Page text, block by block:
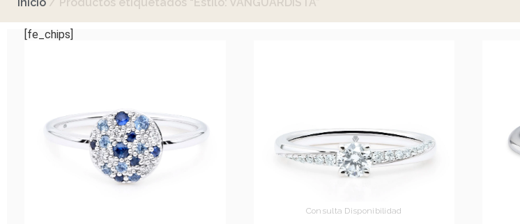
Inicio / Productos etiquetados “Estilo: VANGUARDISTA”
[fe_chips]
Consulta Disponibilidad